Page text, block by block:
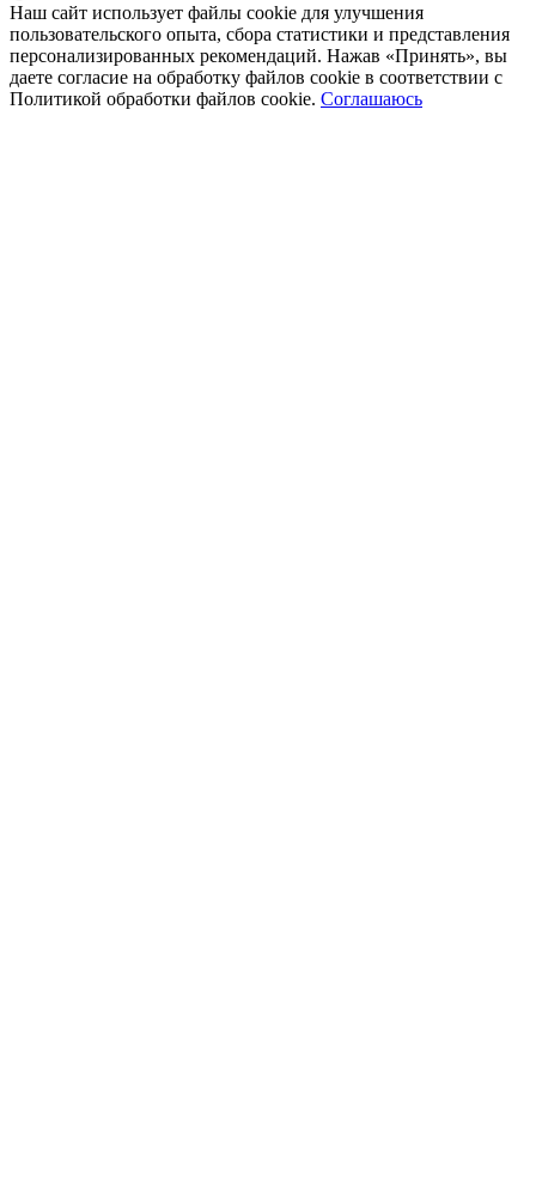
Наш сайт использует файлы cookie для улучшения
пользовательского опыта, сбора статистики и представления
персонализированных рекомендаций. Нажав «Принять», вы
даете согласие на обработку файлов cookie в соответствии с
Политикой обработки файлов cookie. Соглашаюсь